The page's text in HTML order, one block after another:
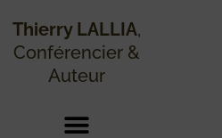
Thierry LALLIA,
Conférencier &
Auteur